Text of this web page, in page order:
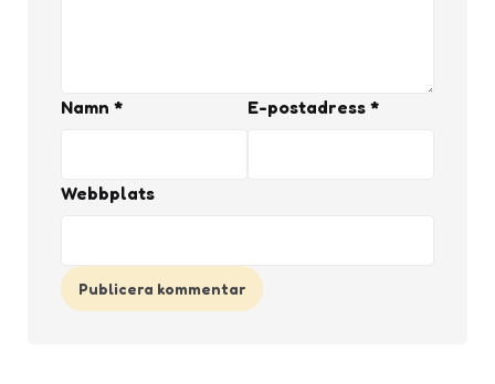
Namn * E-postadress *
Webbplats